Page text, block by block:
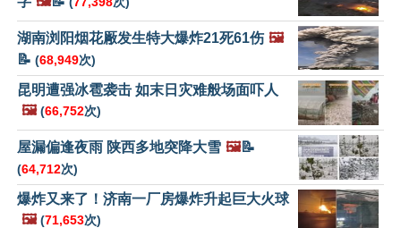
湖南浏阳烟花厰发生特大爆炸21死61伤 🖼️
📝 (68,949次)
昆明遭强冰雹袭击 如末日灾难般场面吓人
🖼️ (66,752次)
屋漏偏逢夜雨 陕西多地突降大雪 🖼️📝
(64,712次)
爆炸又来了！济南一厂房爆炸升起巨大火球
🖼️ (71,653次)